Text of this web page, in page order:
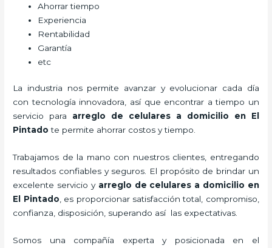
Ahorrar tiempo
Experiencia
Rentabilidad
Garantía
etc
La industria nos permite avanzar y evolucionar cada día
con tecnología innovadora, así que encontrar a tiempo un
servicio para arreglo de celulares a domicilio
en El
Pintado te permite ahorrar costos y tiempo.
Trabajamos de la mano con nuestros clientes, entregando
resultados confiables y seguros. El propósito de brindar un
excelente servicio y arreglo de celulares a domicilio en
El Pintado , es proporcionar satisfacción total, compromiso,
confianza, disposición, superando así las expectativas.
Somos una compañía experta y posicionada en el